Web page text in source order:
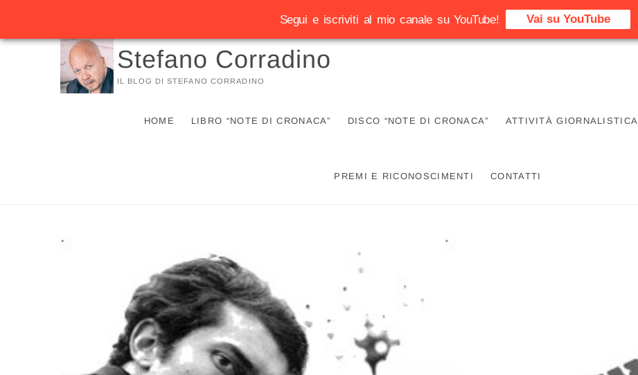
Vai
Stefano Corradino
IL BLOG DI STEFANO CORRADINO
HOME LIBRO “NOTE DI CRONACA” DISCO “NOTE DI CRONACA” ATTIVITÀ GIORNALISTICA
PREMI E RICONOSCIMENTI CONTATTI
Segui e iscriviti al mio canale su YouTube! Vai su YouTube